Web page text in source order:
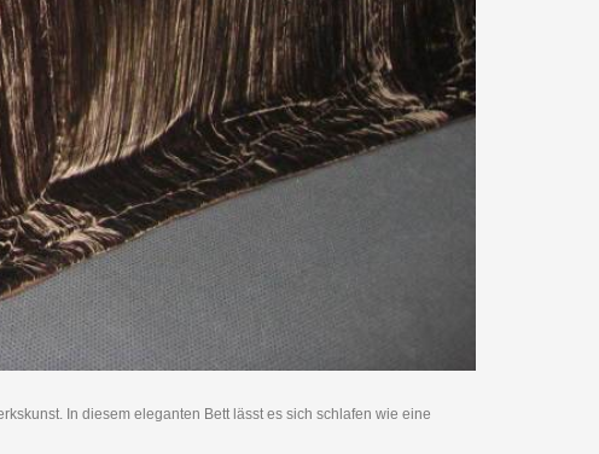
In diesem eleganten Bett lässt es sich schlafen wie eine